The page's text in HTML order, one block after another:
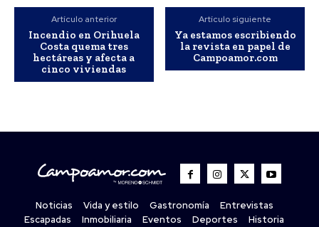
Artículo anterior
Incendio en Orihuela
Costa quema tres
hectáreas y afecta a
cinco viviendas
Artículo siguiente
Ya estamos escribiendo
la revista en papel de
Campoamor.com
Noticias Vida y estilo Gastronomía
Entrevistas
Escapadas
Inmobiliaria Eventos Deportes
Historia